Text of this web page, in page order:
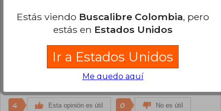
Compra Verificada
Buenos días, lo estamos leyendo a la vez con mi
un libro, algunos de sus conocimientos, plasmados
en papel, escritos con la dulzura que la
caracteriza , ES HERMOSOOOO!!! Estamos
4 Esta opinión es útil 0 No es útil
Estás viendo Buscalibre Colombia, pero
estás en Estados Unidos
Ir a Estados Unidos
Me quedo aquí